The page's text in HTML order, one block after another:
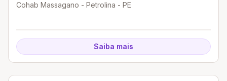
Cohab Massagano - Petrolina - PE
Saiba mais